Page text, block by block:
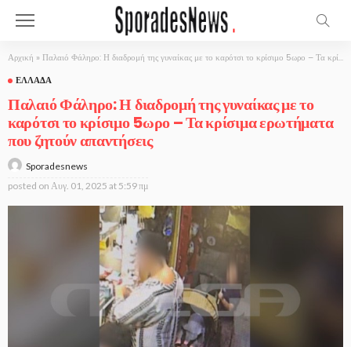
Αρχική » Παλαιό Φάληρο: Η διαδρομή της γυναίκας με το καρότσι το κρίσιμο 5ωρο – Τα κρίσιμα ερωτήματα που ζητούν απαντήσεις
ΕΛΛΆΔΑ
Παλαιό Φάληρο: Η διαδρομή της γυναίκας με το
καρότσι το κρίσιμο 5ωρο – Τα κρίσιμα ερωτήματα
που ζητούν απαντήσεις
Sporadesnews
posted on Αυγ. 01, 2025 at 5:59 πμ